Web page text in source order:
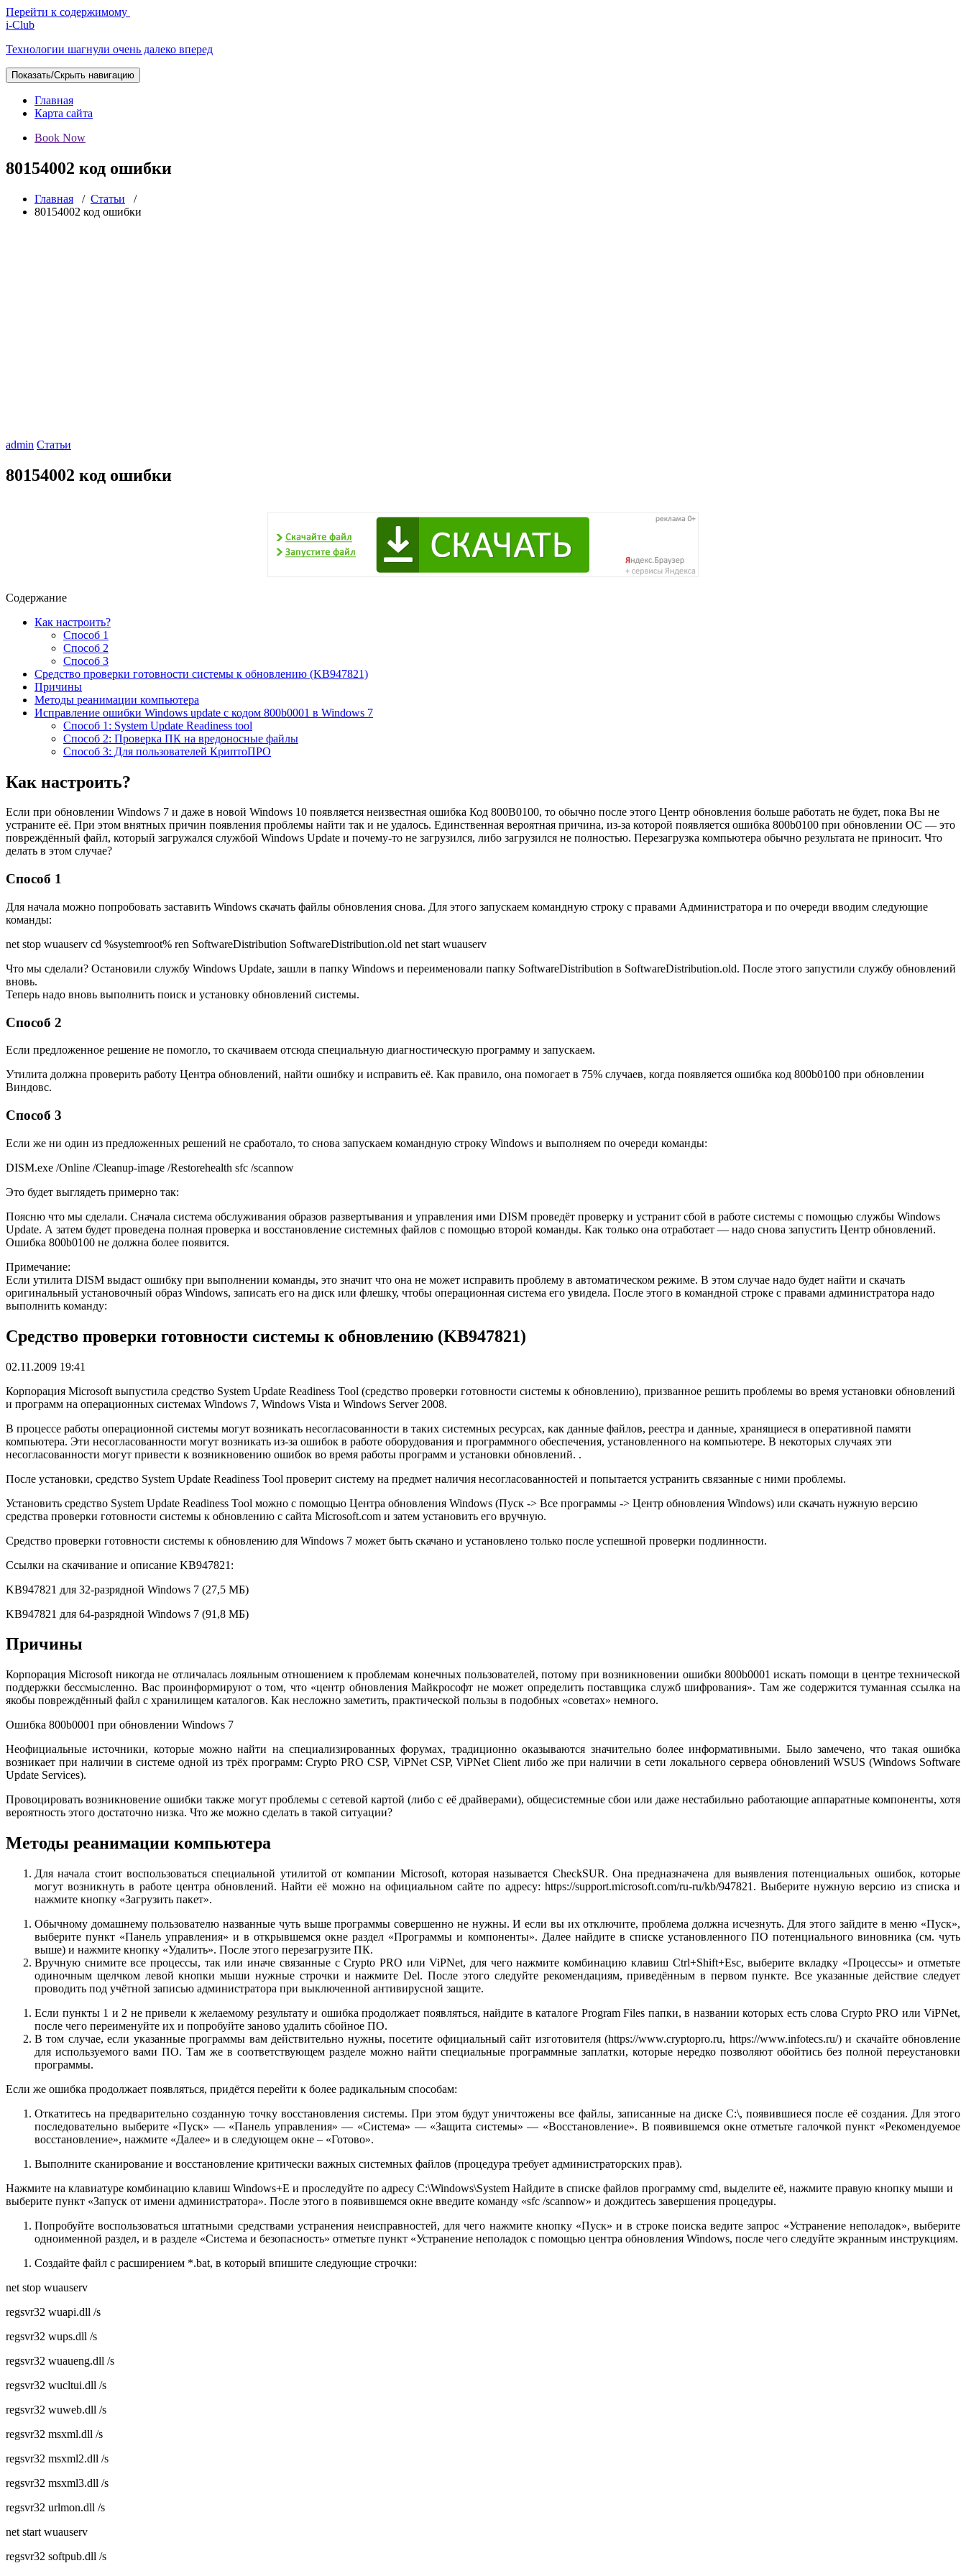
Перейти к содержимому
i-Club
Технологии шагнули очень далеко вперед
Показать/Скрыть навигацию
Главная
Карта сайта
Book Now
80154002 код ошибки
Главная / Статьи /
80154002 код ошибки
admin Статьи
80154002 код ошибки
Содержание
Как настроить?
Способ 1
Способ 2
Способ 3
Средство проверки готовности системы к обновлению (KB947821)
Причины
Методы реанимации компьютера
Исправление ошибки Windows update с кодом 800b0001 в Windows 7
Способ 1: System Update Readiness tool
Способ 2: Проверка ПК на вредоносные файлы
Способ 3: Для пользователей КриптоПРО
Как настроить?
Если при обновлении Windows 7 и даже в новой Windows 10 появляется неизвестная ошибка Код 800B0100, то обычно после этого Центр обновления больше работать не будет, пока Вы не
устраните её. При этом внятных причин появления проблемы найти так и не удалось. Единственная вероятная причина, из-за которой появляется ошибка 800b0100 при обновлении ОС — это
повреждённый файл, который загружался службой Windows Update и почему-то не загрузился, либо загрузился не полностью. Перезагрузка компьютера обычно результата не приносит. Что
делать в этом случае?
Способ 1
Для начала можно попробовать заставить Windows скачать файлы обновления снова. Для этого запускаем командную строку с правами Администратора и по очереди вводим следующие
команды:
net stop wuauserv cd %systemroot% ren SoftwareDistribution SoftwareDistribution.old net start wuauserv
Что мы сделали? Остановили службу Windows Update, зашли в папку Windows и переименовали папку SoftwareDistribution в SoftwareDistribution.old. После этого запустили службу обновлений
вновь.
Теперь надо вновь выполнить поиск и установку обновлений системы.
Способ 2
Если предложенное решение не помогло, то скачиваем отсюда специальную диагностическую программу и запускаем.
Утилита должна проверить работу Центра обновлений, найти ошибку и исправить её. Как правило, она помогает в 75% случаев, когда появляется ошибка код 800b0100 при обновлении
Виндовс.
Способ 3
Если же ни один из предложенных решений не сработало, то снова запускаем командную строку Windows и выполняем по очереди команды:
DISM.exe /Online /Cleanup-image /Restorehealth sfc /scannow
Это будет выглядеть примерно так:
Поясню что мы сделали. Сначала система обслуживания образов развертывания и управления ими DISM проведёт проверку и устранит сбой в работе системы с помощью службы Windows
Update. А затем будет проведена полная проверка и восстановление системных файлов с помощью второй команды. Как только она отработает — надо снова запустить Центр обновлений.
Ошибка 800b0100 не должна более появится.
Примечание:
Если утилита DISM выдаст ошибку при выполнении команды, это значит что она не может исправить проблему в автоматическом режиме. В этом случае надо будет найти и скачать
оригинальный установочный образ Windows, записать его на диск или флешку, чтобы операционная система его увидела. После этого в командной строке с правами администратора надо
выполнить команду:
Средство проверки готовности системы к обновлению (KB947821)
02.11.2009 19:41
Корпорация Microsoft выпустила средство System Update Readiness Tool (средство проверки готовности системы к обновлению), призванное решить проблемы во время установки обновлений
и программ на операционных системах Windows 7, Windows Vista и Windows Server 2008.
В процессе работы операционной системы могут возникать несогласованности в таких системных ресурсах, как данные файлов, реестра и данные, хранящиеся в оперативной памяти
компьютера. Эти несогласованности могут возникать из-за ошибок в работе оборудования и программного обеспечения, установленного на компьютере. В некоторых случаях эти
несогласованности могут привести к возникновению ошибок во время работы программ и установки обновлений. .
После установки, средство System Update Readiness Tool проверит систему на предмет наличия несогласованностей и попытается устранить связанные с ними проблемы.
Установить средство System Update Readiness Tool можно с помощью Центра обновления Windows (Пуск -> Все программы -> Центр обновления Windows) или скачать нужную версию
средства проверки готовности системы к обновлению с сайта Microsoft.com и затем установить его вручную.
Средство проверки готовности системы к обновлению для Windows 7 может быть скачано и установлено только после успешной проверки подлинности.
Ссылки на скачивание и описание KB947821:
KB947821 для 32-разрядной Windows 7 (27,5 МБ)
KB947821 для 64-разрядной Windows 7 (91,8 МБ)
Причины
Корпорация Microsoft никогда не отличалась лояльным отношением к проблемам конечных пользователей, потому при возникновении ошибки 800b0001 искать помощи в центре технической
поддержки бессмысленно. Вас проинформируют о том, что «центр обновления Майкрософт не может определить поставщика служб шифрования». Там же содержится туманная ссылка на
якобы повреждённый файл с хранилищем каталогов. Как несложно заметить, практической пользы в подобных «советах» немного.
Ошибка 800b0001 при обновлении Windows 7
Неофициальные источники, которые можно найти на специализированных форумах, традиционно оказываются значительно более информативными. Было замечено, что такая ошибка
возникает при наличии в системе одной из трёх программ: Crypto PRO CSP, ViPNet CSP, ViPNet Client либо же при наличии в сети локального сервера обновлений WSUS (Windows Software
Update Services).
Провоцировать возникновение ошибки также могут проблемы с сетевой картой (либо с её драйверами), общесистемные сбои или даже нестабильно работающие аппаратные компоненты, хотя
вероятность этого достаточно низка. Что же можно сделать в такой ситуации?
Методы реанимации компьютера
Для начала стоит воспользоваться специальной утилитой от компании Microsoft, которая называется CheckSUR. Она предназначена для выявления потенциальных ошибок, которые
могут возникнуть в работе центра обновлений. Найти её можно на официальном сайте по адресу: https://support.microsoft.com/ru-ru/kb/947821. Выберите нужную версию из списка и
нажмите кнопку «Загрузить пакет».
Обычному домашнему пользователю названные чуть выше программы совершенно не нужны. И если вы их отключите, проблема должна исчезнуть. Для этого зайдите в меню «Пуск»,
выберите пункт «Панель управления» и в открывшемся окне раздел «Программы и компоненты». Далее найдите в списке установленного ПО потенциального виновника (см. чуть
выше) и нажмите кнопку «Удалить». После этого перезагрузите ПК.
Вручную снимите все процессы, так или иначе связанные с Crypto PRO или ViPNet, для чего нажмите комбинацию клавиш Ctrl+Shift+Esc, выберите вкладку «Процессы» и отметьте
одиночным щелчком левой кнопки мыши нужные строчки и нажмите Del. После этого следуйте рекомендациям, приведённым в первом пункте. Все указанные действие следует
проводить под учётной записью администратора при выключенной антивирусной защите.
Если пункты 1 и 2 не привели к желаемому результату и ошибка продолжает появляться, найдите в каталоге Program Files папки, в названии которых есть слова Crypto PRO или ViPNet,
после чего переименуйте их и попробуйте заново удалить сбойное ПО.
В том случае, если указанные программы вам действительно нужны, посетите официальный сайт изготовителя (https://www.cryptopro.ru, https://www.infotecs.ru/) и скачайте обновление
для используемого вами ПО. Там же в соответствующем разделе можно найти специальные программные заплатки, которые нередко позволяют обойтись без полной переустановки
программы.
Если же ошибка продолжает появляться, придётся перейти к более радикальным способам:
Откатитесь на предварительно созданную точку восстановления системы. При этом будут уничтожены все файлы, записанные на диске C:\, появившиеся после её создания. Для этого
последовательно выберите «Пуск» — «Панель управления» — «Система» — «Защита системы» — «Восстановление». В появившемся окне отметьте галочкой пункт «Рекомендуемое
восстановление», нажмите «Далее» и в следующем окне – «Готово».
Выполните сканирование и восстановление критически важных системных файлов (процедура требует администраторских прав).
Нажмите на клавиатуре комбинацию клавиш Windows+E и проследуйте по адресу C:\Windows\System Найдите в списке файлов программу cmd, выделите её, нажмите правую кнопку мыши и
выберите пункт «Запуск от имени администратора». После этого в появившемся окне введите команду «sfc /scannow» и дождитесь завершения процедуры.
Попробуйте воспользоваться штатными средствами устранения неисправностей, для чего нажмите кнопку «Пуск» и в строке поиска ведите запрос «Устранение неполадок», выберите
одноименной раздел, и в разделе «Система и безопасность» отметьте пункт «Устранение неполадок с помощью центра обновления Windows, после чего следуйте экранным инструкциям.
Создайте файл с расширением *.bat, в который впишите следующие строчки:
net stop wuauserv
regsvr32 wuapi.dll /s
regsvr32 wups.dll /s
regsvr32 wuaueng.dll /s
regsvr32 wucltui.dll /s
regsvr32 wuweb.dll /s
regsvr32 msxml.dll /s
regsvr32 msxml2.dll /s
regsvr32 msxml3.dll /s
regsvr32 urlmon.dll /s
net start wuauserv
regsvr32 softpub.dll /s